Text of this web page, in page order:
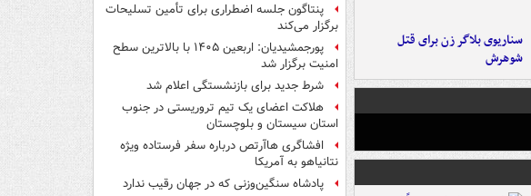
سناریوی بلاگر زن برای قتل
شوهرش
پنتاگون جلسه اضطراری برای تأمین تسلیحات
برگزار می‌کند
پورجمشیدیان: اربعین ۱۴۰۵ با بالاترین سطح
امنیت برگزار شد
شرط جدید برای بازنشستگی اعلام شد
هلاکت اعضای یک تیم تروریستی در جنوب
استان سیستان و بلوچستان
افشاگری هاآرتص درباره سفر فرستاده ویژه
نتانیاهو به آمریکا
پادشاه سنگین‌وزنی که در جهان رقیب ندارد